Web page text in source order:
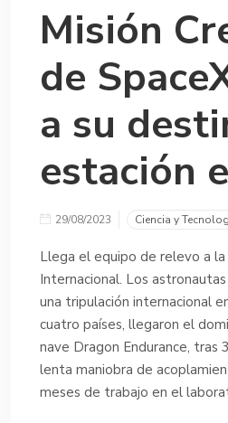
Misión
de
a su
estación
29/08/2023 Ciencia y
Llega el equipo de relevo a la
Internacional. Los
una tripulación internacional
cuatro países, llegaron el
nave Dragon Endurance, tras
lenta maniobra de
meses de trabajo en el